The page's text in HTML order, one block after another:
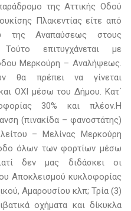
της Αττικής Οδού
Πλακεντίας είτε από
της Αναπαύσεως στους
επιτυγχάνεται με
Μερκούρη – Αναλήψεως.
θα πρέπει να γίνεται
ΟΧΙ μέσω του Δήμου. Κατ΄
30% και πλέον.Η
(πινακίδα – φανοστάτης)
– Μελίνας Μερκούρη
όλων των φορτίων μέσω
δεν μας διδάσκει οι
Αποκλεισμού κυκλοφορίας
Αμαρουσίου κλπ; Τρία (3)
οχήματα και δίκυκλα